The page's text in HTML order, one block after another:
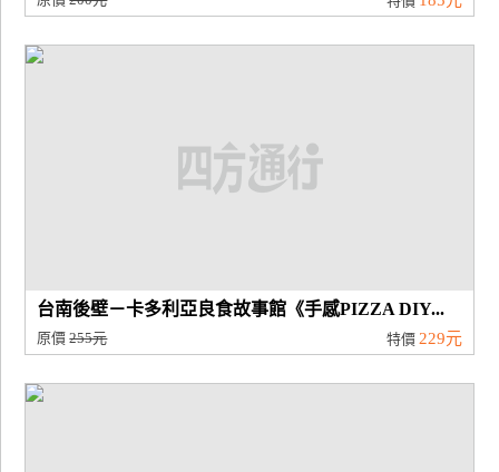
商
台南後壁－卡多利亞良食故事館《手感PIZZA DIY...
原價255元 特價 229元